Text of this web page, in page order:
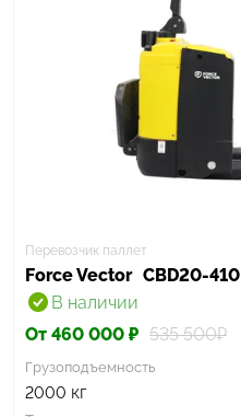
Перевозчик паллет
Force Vector CBD20-410
В наличии
От 460 000 ₽ 535 500₽
Грузоподъемность
2000 кг